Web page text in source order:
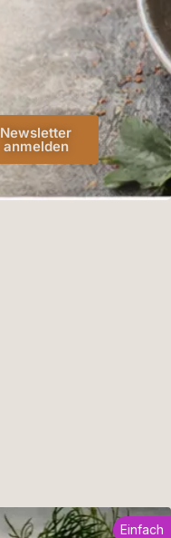
Newsletter
anmelden
Einfach